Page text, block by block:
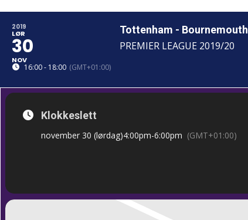
2019
LØR
30
NOV
16:00 - 18:00 (GMT+01:00)
Tottenham - Bournemouth
PREMIER LEAGUE 2019/20
Klokkeslett
november 30 (lørdag)4:00pm-6:00pm (GMT+01:00)